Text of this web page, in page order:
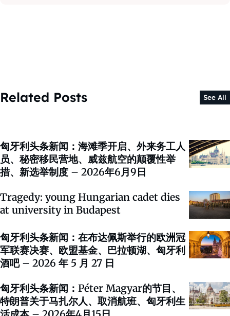
Related Posts See All
匈牙利头条新闻：海滩季开启、外来务工人
员、秘密移民营地、威兹航空的颠覆性举
措、新选举制度 – 2026年6月9日
Tragedy: young Hungarian cadet dies
at university in Budapest
匈牙利头条新闻：在布达佩斯举行的欧洲冠
军联赛决赛、欧盟基金、巴拉顿湖、匈牙利
酒吧 – 2026 年 5 月 27 日
匈牙利头条新闻：Péter Magyar的节目、
特朗普关于马扎尔人、取消航班、匈牙利生